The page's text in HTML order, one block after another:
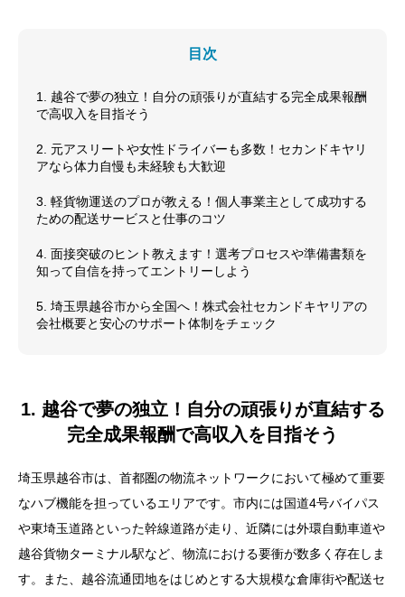
目次
1. 越谷で夢の独立！自分の頑張りが直結する完全成果報酬
で高収入を目指そう
2. 元アスリートや女性ドライバーも多数！セカンドキヤリ
アなら体力自慢も未経験も大歓迎
3. 軽貨物運送のプロが教える！個人事業主として成功する
ための配送サービスと仕事のコツ
4. 面接突破のヒント教えます！選考プロセスや準備書類を
知って自信を持ってエントリーしよう
5. 埼玉県越谷市から全国へ！株式会社セカンドキヤリアの
会社概要と安心のサポート体制をチェック
1. 越谷で夢の独立！自分の頑張りが直結する
完全成果報酬で高収入を目指そう
埼玉県越谷市は、首都圏の物流ネットワークにおいて極めて重要
なハブ機能を担っているエリアです。市内には国道4号バイパス
や東埼玉道路といった幹線道路が走り、近隣には外環自動車道や
越谷貨物ターミナル駅など、物流における要衝が数多く存在しま
す。また、越谷流通団地をはじめとする大規模な倉庫街や配送セ